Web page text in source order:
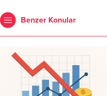
Benzer Konular